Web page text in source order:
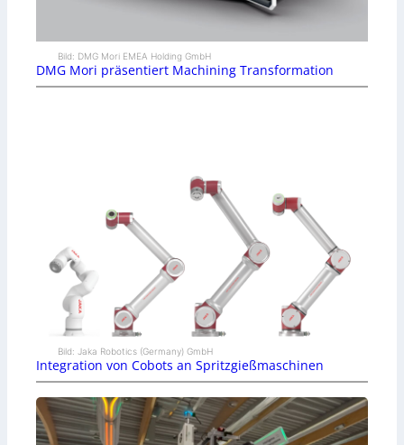
Bild: DMG Mori EMEA Holding GmbH
DMG Mori präsentiert Machining Transformation
Bild: Jaka Robotics (Germany) GmbH
Integration von Cobots an Spritzgießmaschinen